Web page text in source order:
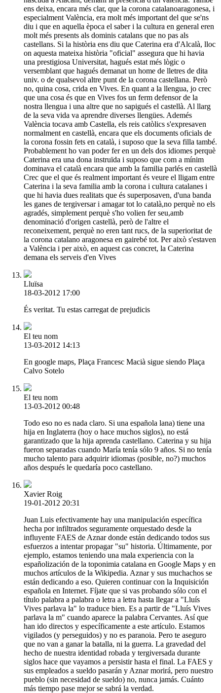
ens deixa, encara més clar, que la corona catalanoaragonesa, i
especialment València, era molt més important del que se'ns
diu i que en aquella època el saber i la cultura en general eren
molt més presents als dominis catalans que no pas als
castellans. Si la història ens diu que Caterina era d'Alcalà, lloc
on aquesta mateixa història "oficial" assegura que hi havia
una prestigiosa Universitat, hagués estat més lògic o
versemblant que hagués demanat un home de lletres de dita
univ. o de qualsevol altre punt de la corona castellana. Però
no, quina cosa, crida en Vives. En quant a la llengua, jo crec
que una cosa és que en Vives fos un ferm defensor de la
nostra llengua i una altre que no sapigués el castellà. Al llarg
de la seva vida va aprendre diverses llengües. Ademés
València tocava amb Castella, els reis catòlics s'expresaven
normalment en castellà, encara que els documents oficials de
la corona fossin fets en català, i suposo que la seva filla també.
Probablement ho van poder fer en un dels dos idiomes perquè
Caterina era una dona instruïda i suposo que com a mínim
dominava el català encara que amb la familia parlés en castellà
Crec que el que és realment important és veure el lligam entre
Caterina i la seva familia amb la corona i cultura catalanes i
que hi havia dues realitats que és superposaven, d'una banda
les ganes de tergiversar i amagar tot lo català,no perquè no els
agradés, simplement perquè s'ho volien fer seu,amb
denominació d'origen castellà, però de l'altre el
reconeixement, perquè no eren tant rucs, de la superioritat de
la corona catalano aragonesa en gairebé tot. Per això s'estaven
a València i per això, en aquest cas concret, la Caterina
demana els serveis d'en Vives
Lluïsa
18-03-2012 17:00
És veritat. Tu estas carregat de prejudicis
El teu nom
13-03-2012 14:13
En google maps, Plaça Francesc Macià sigue siendo Plaça
Calvo Sotelo
El teu nom
13-03-2012 00:48
Todo eso no es nada claro. Si una española lana) tiene una
hija en Inglaterra (hoy o hace muchos siglos), no está
garantizado que la hija aprenda castellano. Caterina y su hija
fueron separadas cuando María tenía sólo 9 años. Si no tenía
mucho talento para adquirir idiomas (posible, no?) muchos
años después le quedaría poco castellano.
Xavier Roig
19-01-2012 20:31
Juan Luis efectivamente hay una manipulación específica
hecha por infiltrados seguramente orquestado desde la
influyente FAES de Aznar donde están dedicando todos sus
esfuerzos a intentar propagar "su" historia. Últimamente, por
ejemplo, estamos teniendo una mala experiencia con la
españolización de la toponimia catalana en Google Maps y en
muchos artículos de la Wikipedia. Aznar y sus muchachos se
están dedicando a eso. Quieren continuar con la Inquisición
española en Internet. Fíjate que si vas probando sólo con el
título palabra a palabra o letra a letra hasta llegar a "Lluís
Vives parlava la" lo traduce bien. Es a partir de "Lluís Vives
parlava la m" cuando aparece la palabra Cervantes. Así que
han ido directos y específicamente a este artículo. Estamos
vigilados (y perseguidos) y no es paranoia. Pero te aseguro
que no van a ganar la batalla, ni la guerra. La gravedad del
hecho de nuestra identidad robada y tergiversada durante
siglos hace que vayamos a persistir hasta el final. La FAES y
sus empleados a sueldo pasarán y Aznar morirá, pero nuestro
pueblo (sin necesidad de sueldo) no, nunca jamás. Cuánto
más tiempo pase mejor se sabrá la verdad.